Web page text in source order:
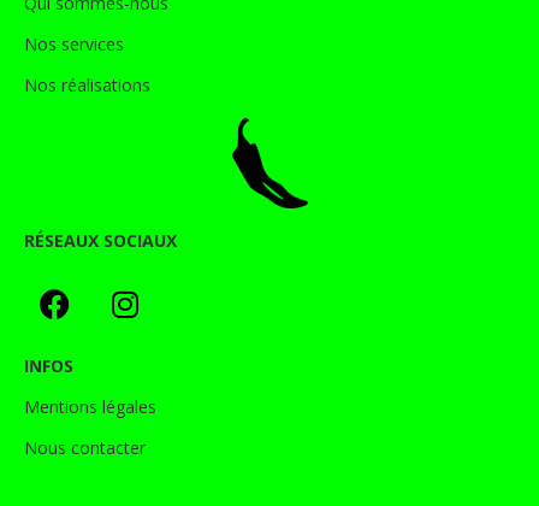
Nos services
Nos réalisations
RÉSEAUX SOCIAUX
INFOS
Mentions légales
Nous contacter